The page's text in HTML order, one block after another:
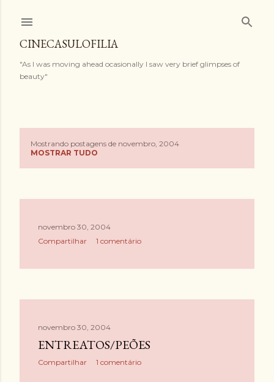
CINECASULOFILIA
"As I was moving ahead ocasionally I saw very brief glimpses of
beauty"
s
g
e
Mostrando postagens de novembro, 2004
MOSTRAR TUDO
novembro 30, 2004
Compartilhar
1 comentário
novembro 30, 2004
ENTREATOS/PEÕES
Compartilhar 1 comentário